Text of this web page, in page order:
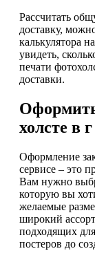
Рассчитать
доставку,
калькулятора
увидеть,
печати
доставки.
холсте в
Оформление
сервисе – это
Вам нужно
которую вы
желаемые
широкий
подходящих
постеров до